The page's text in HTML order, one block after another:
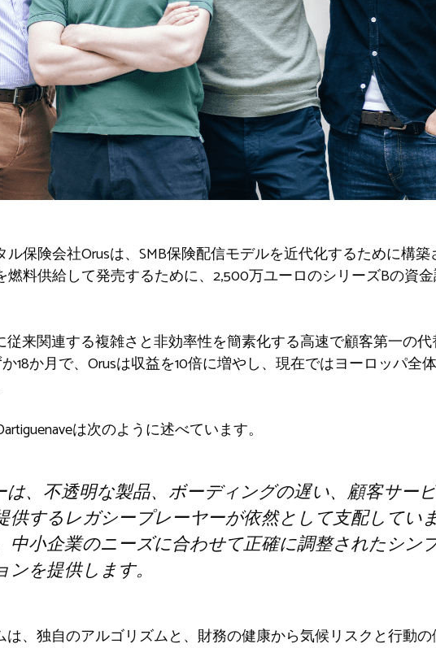
保険会社Orusは、SMB保険配信モデルを近代化するために構
料供給して発売するために、2,500万ユーロのシリーズBの資
従来関連する複雑さと非効率性を簡素化する高速で顧客第一の
18か月で、Orusは収益を10倍に増やし、現在ではヨーロッパ全
は次のように述べています。
は、不透明な製品、ボーディングの遅い、顧客サー
供するレガシープレーヤーが依然として支配してい
中小企業のニーズに合わせて正確に調整されたシン
を提供します。
は、独自のアルゴリズムと、財務の健康から気候リスクと行動